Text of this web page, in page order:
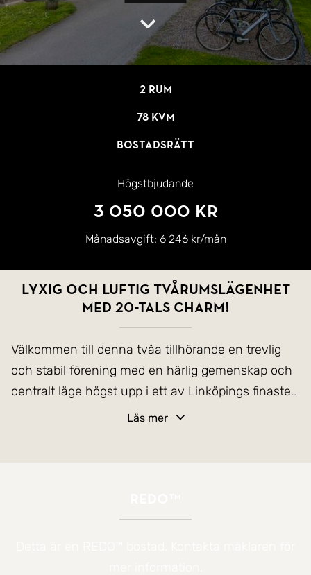
2 rum
78 kvm
Bostadsrätt
Högstbjudande
3 050 000 kr
Månadsavgift: 6 246 kr/mån
Lyxig och luftig tvårumslägenhet
med 20-tals charm!
Välkommen till denna tvåa tillhörande en trevlig
och stabil förening med en härlig gemenskap och
centralt läge högst upp i ett av Linköpings finaste
hus. Här kombineras klassiska originaldetaljer med
Läs mer